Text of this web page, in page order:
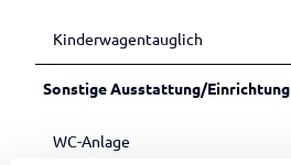
Kinderwagentauglich
Sonstige Ausstattung/Einrichtung
WC-Anlage